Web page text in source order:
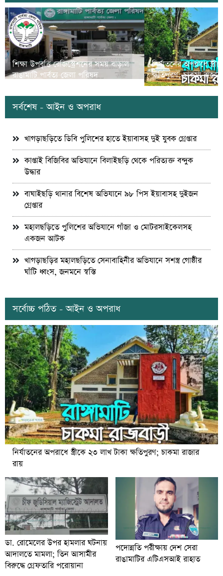
শিক্ষা উপবৃত্তি রেজিস্ট্রেশনের সময় বাড়াল
রাঙামাটি পার্বত্য জেলা পরিষদ
নির্যাতনের অপরাধে
ক্ষতিপুরণ; চাকমা
সর্বশেষ - আইন ও অপরাধ
খাগড়াছড়িতে ডিবি পুলিশের হাতে ইয়াবাসহ দুই যুবক গ্রেপ্তার
কাপ্তাই বিজিবির অভিযানে বিলাইছড়ি থেকে পরিত্যক্ত বন্দুক
উদ্ধার
বাঘাইছড়ি থানার বিশেষ অভিযানে ৯৮ পিস ইয়াবাসহ দুইজন
গ্রেপ্তার
মহালছড়িতে পুলিশের অভিযানে গাঁজা ও মোটরসাইকেলসহ
একজন আটক
খাগড়াছড়ির মহালছড়িতে সেনাবাহিনীর অভিযানে সশস্ত্র গোষ্ঠীর
ঘাঁটি ধ্বংস, জনমনে স্বস্তি
সর্বোচ্চ পঠিত - আইন ও অপরাধ
নির্যাতনের অপরাধে স্ত্রীকে ২৩ লাখ টাকা ক্ষতিপুরণ; চাকমা রাজার
রায়
ডা. রোমেলের উপর হামলার ঘটনায়
আদালতে মামলা; তিন আসামীর
বিরুদ্ধে গ্রেফতারি পরোয়ানা
পদোন্নতি পরীক্ষায় দেশ সেরা
রাঙামাটির এটিএসআই রাহাত